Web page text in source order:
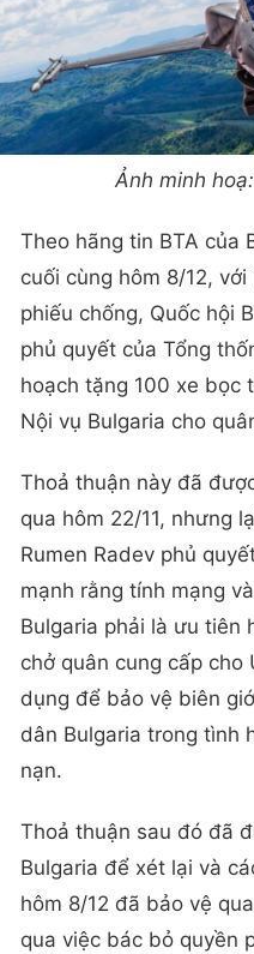
Ảnh minh
Theo hãng tin BTA của
cuối cùng hôm 8/12,
phiếu chống, Quốc hội
phủ quyết của Tổng
hoạch tặng 100 xe bọc
Nội vụ Bulgaria cho
Thoả thuận này đã
qua hôm 22/11, nhưng
Rumen Radev phủ
mạnh rằng tính mạng
Bulgaria phải là ưu tiên
chở quân cung cấp
dụng để bảo vệ biên
dân Bulgaria trong tình
nạn.
Thoả thuận sau đó đã
Bulgaria để xét lại và
hôm 8/12 đã bảo vệ
qua việc bác bỏ quyền